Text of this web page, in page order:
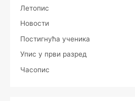
Летопис
Новости
Постигнућа ученика
Упис у први разред
Часопис